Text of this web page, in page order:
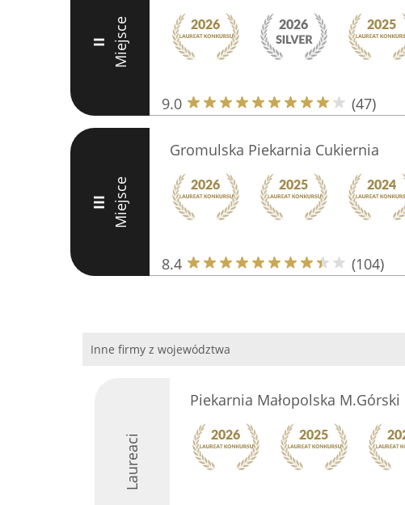
II Miejsce
9.0 (47)
III Miejsce
Gromulska Piekarnia Cukiernia
8.4 (104)
Inne firmy z województwa
Laureaci
Piekarnia Małopolska M.Górski